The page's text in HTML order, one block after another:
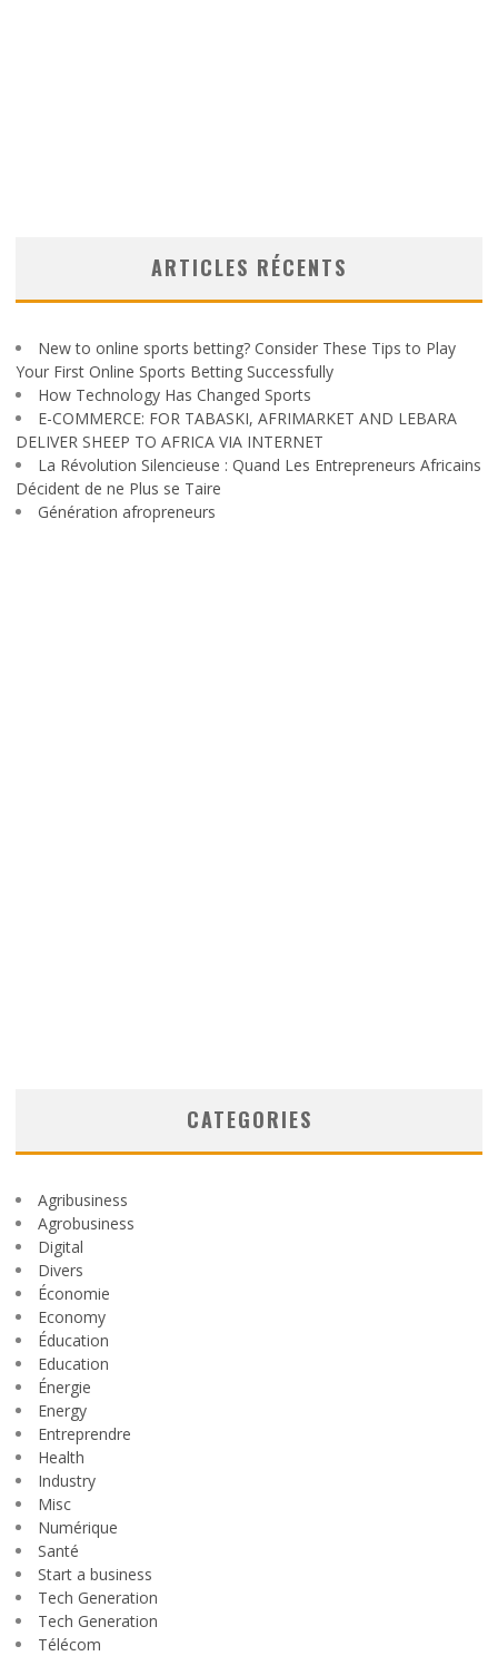
ARTICLES RÉCENTS
New to online sports betting? Consider These Tips to Play
Your First Online Sports Betting Successfully
How Technology Has Changed Sports
E-COMMERCE: FOR TABASKI, AFRIMARKET AND LEBARA
DELIVER SHEEP TO AFRICA VIA INTERNET
La Révolution Silencieuse : Quand Les Entrepreneurs Africains
Décident de ne Plus se Taire
Génération afropreneurs
CATEGORIES
Agribusiness
Agrobusiness
Digital
Divers
Économie
Economy
Éducation
Education
Énergie
Energy
Entreprendre
Health
Industry
Misc
Numérique
Santé
Start a business
Tech Generation
Tech Generation
Télécom